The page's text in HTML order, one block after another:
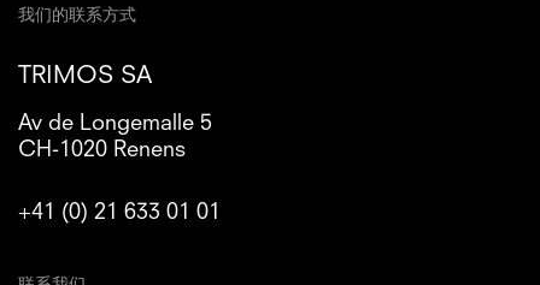
我们的联系方式
TRIMOS SA
Av de Longemalle 5
CH-1020 Renens
+41 (0) 21 633 01 01